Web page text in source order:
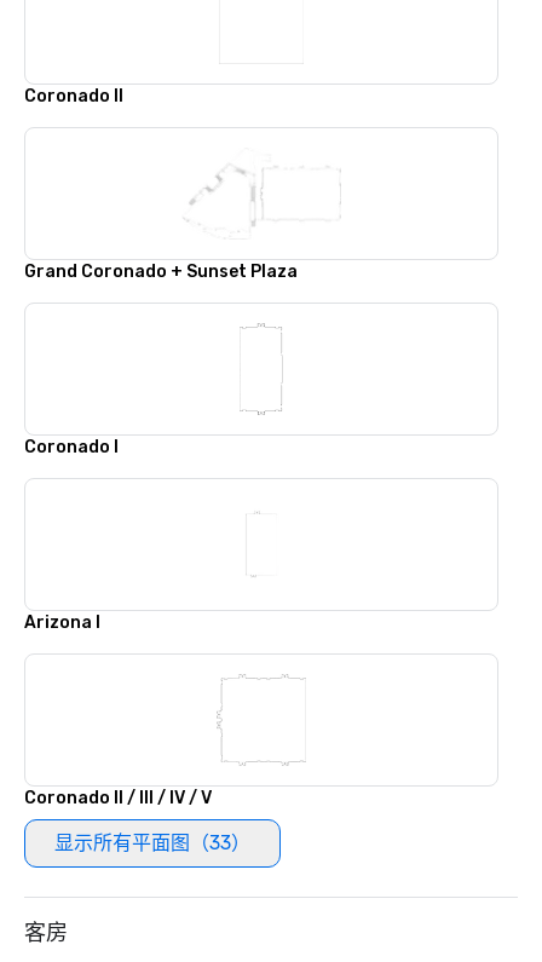
Coronado II
Grand Coronado + Sunset Plaza
Coronado I
Arizona I
Coronado II / III / IV / V
显示所有平面图（33）
客房